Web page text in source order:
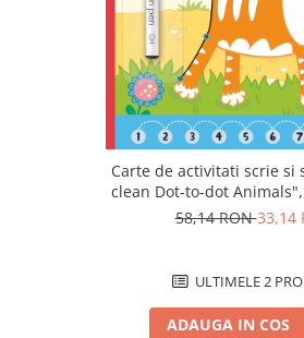
Carte de activitati scrie si
clean Dot-to-dot
Usborne
58,14 RON33,14
ULTIMELE 2
ADAUGA IN COS